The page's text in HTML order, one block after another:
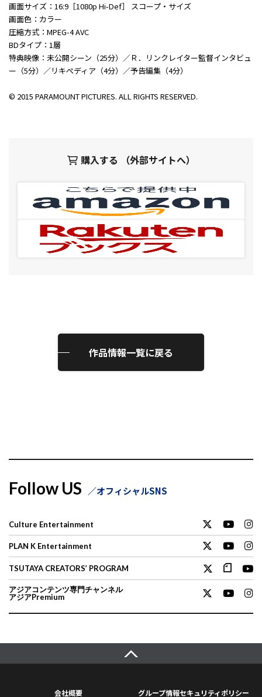
画面サイズ：16:9［1080p Hi-Def］ スコープ・サイズ
画面色：カラー
圧縮方式：MPEG-4 AVC
BDタイプ：1層
特典映像：未公開シーン（25分）／Ｒ．リンクレイター監督インタビュ
ー（5分）／リキぺディア（4分）／予告編集（4分）
© 2015 PARAMOUNT PICTURES. ALL RIGHTS RESERVED.
購入する （外部サイトへ）
作品情報一覧に戻る
Follow US オフィシャルSNS
Culture Entertainment
PLAN K Entertainment
TSUTAYA CREATORS’ PROGRAM
アジアコンテンツ専門チャンネル
アジアPremium
会社概要 グループ情報セキュリティポリシー